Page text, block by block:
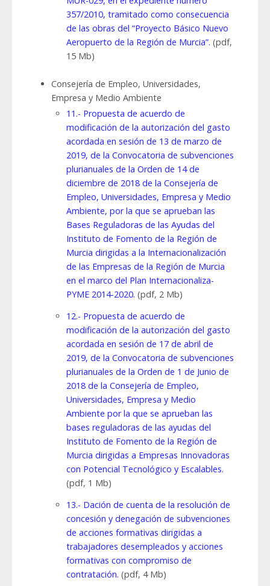
357/2010, tramitado como consecuencia
de las obras del “Proyecto Básico Nuevo
Aeropuerto de la Región de Murcia”. (pdf,
15 Mb)
Consejería de Empleo, Universidades,
Empresa y Medio Ambiente
11.- Propuesta de acuerdo de
modificación de la autorización del gasto
acordada en sesión de 13 de marzo de
2019, de la Convocatoria de subvenciones
plurianuales de la Orden de 14 de
diciembre de 2018 de la Consejería de
Empleo, Universidades, Empresa y Medio
Ambiente, por la que se aprueban las
Bases Reguladoras de las Ayudas del
Instituto de Fomento de la Región de
Murcia dirigidas a la Internacionalización
de las Empresas de la Región de Murcia
en el marco del Plan Internacionaliza-
PYME 2014-2020. (pdf, 2 Mb)
12.- Propuesta de acuerdo de
modificación de la autorización del gasto
acordada en sesión de 17 de abril de
2019, de la Convocatoria de subvenciones
plurianuales de la Orden de 1 de Junio de
2018 de la Consejería de Empleo,
Universidades, Empresa y Medio
Ambiente por la que se aprueban las
bases reguladoras de las ayudas del
Instituto de Fomento de la Región de
Murcia dirigidas a Empresas Innovadoras
con Potencial Tecnológico y Escalables.
(pdf, 1 Mb)
13.- Dación de cuenta de la resolución de
concesión y denegación de subvenciones
de acciones formativas dirigidas a
trabajadores desempleados y acciones
formativas con compromiso de
contratación. (pdf, 4 Mb)